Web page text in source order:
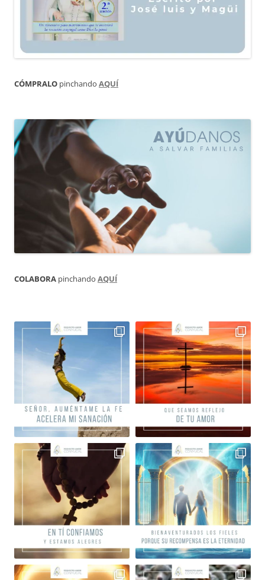
CÓMPRALO pinchando AQUÍ
COLABORA pinchando AQUÍ